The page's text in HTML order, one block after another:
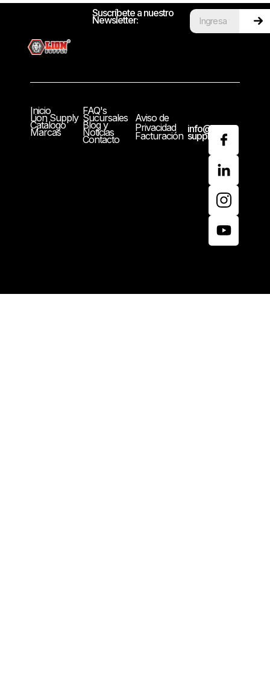
Suscríbete a nuestro
Newsletter:
Inicio
Lion Supply
Catálogo
Marcas
FAQ's
Sucursales
Blog y
Noticias
Contacto
Aviso de
Privacidad
Facturación
info@lion-
supply.com